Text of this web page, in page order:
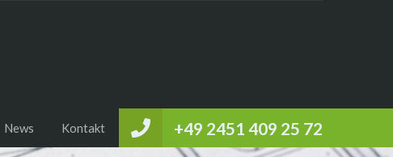
+49 2451 409 25 72
News Kontakt